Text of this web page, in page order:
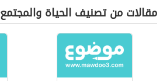
مقالات من تصنيف الحياة والمجتمع